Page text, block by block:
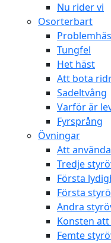
Nu rider vi
Osorterbart
Tungfel
Het häst
Att bota
Sadeltvång
Varför är
Fyrsprång
Övningar
Att
Tredje
Första
Första
Andra
Konsten
Femte